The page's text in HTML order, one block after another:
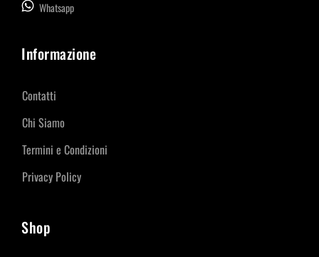
Whatsapp
Informazione
Contatti
Chi Siamo
Termini e Condizioni
Privacy Policy
Shop